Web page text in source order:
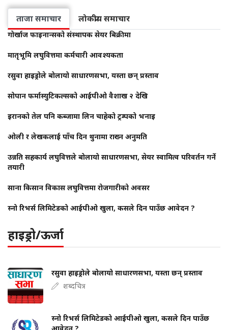
ताजा समाचार लोकप्रीय समाचार
गोर्खाज फाइनान्सको संस्थापक सेयर बिक्रीमा
मातृभूमि लघुवित्तमा कर्मचारी आवश्यकता
रसुवा हाइड्रोले बोलायो साधारणसभा, यस्ता छन् प्रस्ताव
सोपान फर्मास्युटिकल्सको आईपीओ वैशाख २ देखि
इरानको तेल पनि कब्जामा लिन चाहेको ट्रम्पको भनाइ
ओली र लेखकलाई पाँच दिन थुनामा राख्न अनुमति
उन्नति सहकार्य लघुवित्तले बोलायो साधारणसभा, सेयर स्वामित्व परिवर्तन गर्ने
तयारी
साना किसान विकास लघुवित्तमा रोजगारीको अवसर
स्नो रिभर्स लिमिटेडको आईपीओ खुला, कसले दिन पाउँछ आवेदन ?
हाइड्रो/ऊर्जा
रसुवा हाइड्रोले बोलायो साधारणसभा, यस्ता छन् प्रस्ताव
शब्दचित्र
स्नो रिभर्स लिमिटेडको आईपीओ खुला, कसले दिन पाउँछ